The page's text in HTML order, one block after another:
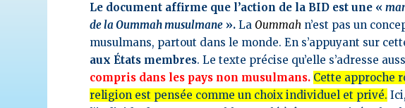
Le document affirme que l’action de la BID est une «
de la Oummah musulmane ». La Oummah n’est pas un
musulmans, partout dans le monde. En s’appuyant sur
aux États membres. Le texte précise qu’elle s’adresse
compris dans les pays non musulmans. Cette approche
religion est pensée comme un choix individuel et privé.